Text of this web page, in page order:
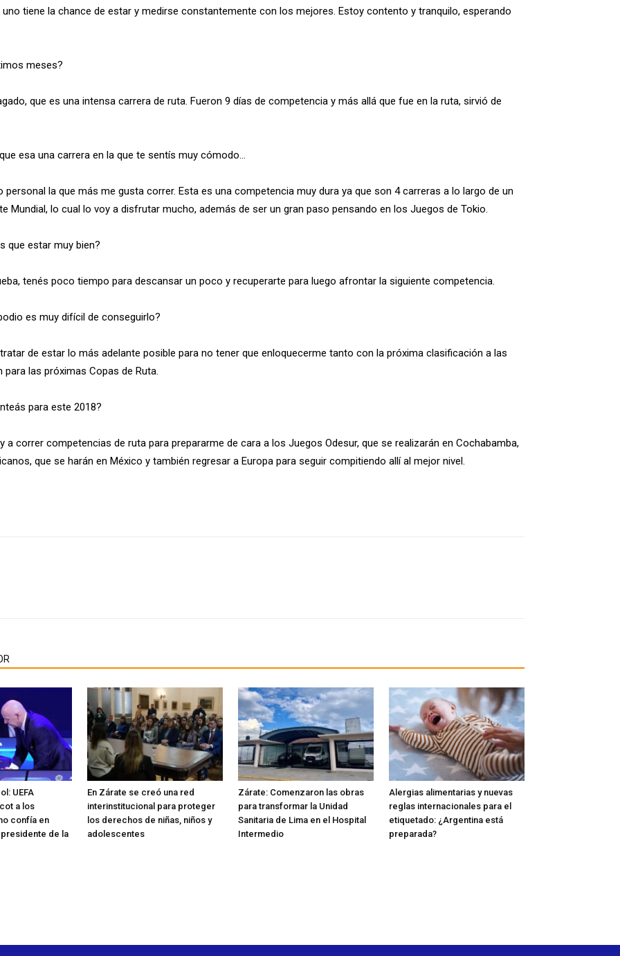
tiene la chance de estar y medirse constantemente con los mejores. Estoy contento y tranquilo, esperando
meses?
que es una intensa carrera de ruta. Fueron 9 días de competencia y más allá que fue en la ruta, sirvió de
esa una carrera en la que te sentís muy cómodo…
personal la que más me gusta correr. Esta es una competencia muy dura ya que son 4 carreras a lo largo de un
Mundial, lo cual lo voy a disfrutar mucho, además de ser un gran paso pensando en los Juegos de Tokio.
que estar muy bien?
tenés poco tiempo para descansar un poco y recuperarte para luego afrontar la siguiente competencia.
es muy difícil de conseguirlo?
de estar lo más adelante posible para no tener que enloquecerme tanto con la próxima clasificación a las
las próximas Copas de Ruta.
para este 2018?
a correr competencias de ruta para prepararme de cara a los Juegos Odesur, que se realizarán en Cochabamba,
que se harán en México y también regresar a Europa para seguir compitiendo allí al mejor nivel.
UEFA
a los
confía en
de la
En Zárate se creó una red
interinstitucional para proteger
los derechos de niñas, niños y
adolescentes
Zárate: Comenzaron las obras
para transformar la Unidad
Sanitaria de Lima en el Hospital
Intermedio
Alergias alimentarias y nuevas
reglas internacionales para el
etiquetado: ¿Argentina está
preparada?